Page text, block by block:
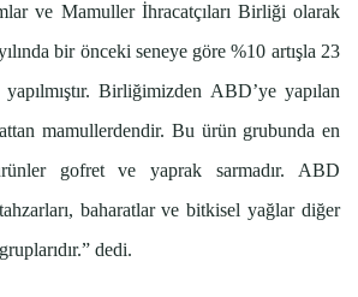
ve Mamuller İhracatçıları Birliği olarak
bir önceki seneye göre %10 artışla 23
Birliğimizden ABD’ye yapılan
mamullerdendir. Bu ürün grubunda en
gofret ve yaprak sarmadır. ABD
baharatlar ve bitkisel yağlar diğer
dedi.